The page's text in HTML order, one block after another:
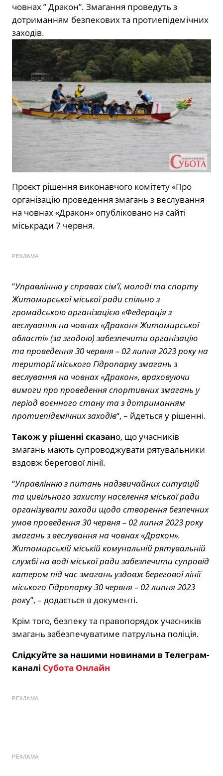
човнах ” Дракон”. Змагання проведуть з
дотриманням безпекових та протиепідемічних
заходів.
Проєкт рішення виконавчого комітету «Про
організацію проведення змагань з веслування
на човнах «Дракон» опубліковано на сайті
міськради 7 червня.
РЕКЛАМА
“Управлінню у справах сім’ї, молоді та спорту
Житомирської міської ради спільно з
громадською організацією «Федерація з
веслування на човнах «Дракон» Житомирської
області» (за згодою) забезпечити організацію
та проведення 30 червня – 02 липня 2023 року на
території міського Гідропарку змагань з
веслування на човнах «Дракон», враховуючи
вимоги про проведення спортивних змагань у
період воєнного стану та з дотриманням
протиепідемічних заходів“, – йдеться у рішенні.
Також у рішенні сказано, що учасників
змагань мають супроводжувати рятувальники
вздовж берегової лінії.
“Управлінню з питань надзвичайних ситуацій
та цивільного захисту населення міської ради
організувати заходи щодо створення безпечних
умов проведення 30 червня – 02 липня 2023 року
змагань з веслування на човнах «Дракон».
Житомирській міській комунальній рятувальній
службі на воді міської ради забезпечити супровід
катером під час змагань уздовж берегової лінії
міського Гідропарку 30 червня – 02 липня 2023
року”, – додається в документі.
Крім того, безпеку та правопорядок учасників
змагань забезпечуватиме патрульна поліція.
Слідкуйте за нашими новинами в Телеграм-
каналі Субота Онлайн
РЕКЛАМА
РЕКЛАМА